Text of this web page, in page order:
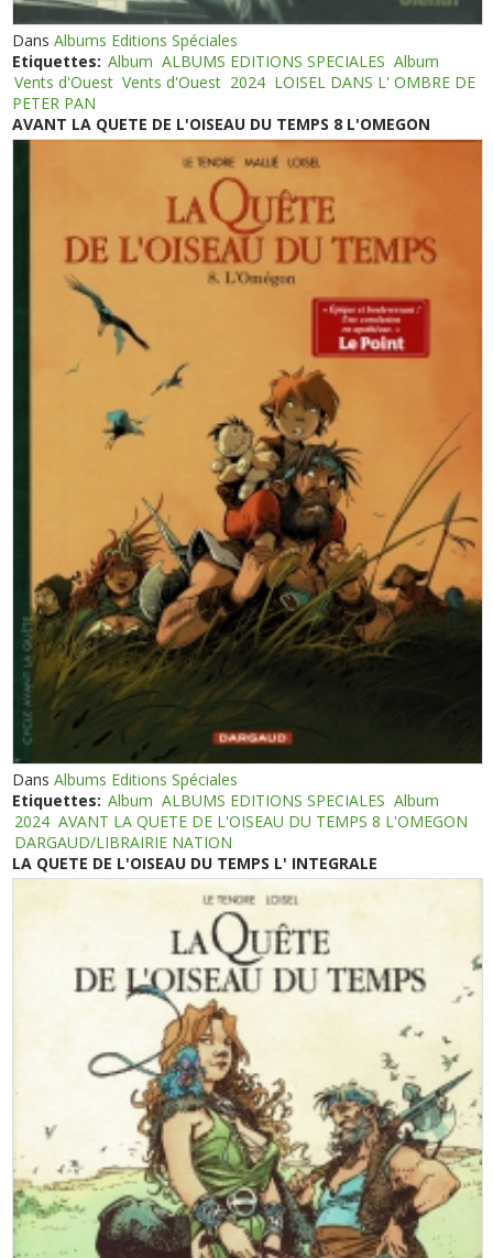
DansAlbums Editions Spéciales
Etiquettes: Album ALBUMS EDITIONS SPECIALES Album
Vents d'Ouest Vents d'Ouest 2024 LOISEL DANS L' OMBRE DE
PETER PAN
AVANT LA QUETE DE L'OISEAU DU TEMPS 8 L'OMEGON
DansAlbums Editions Spéciales
Etiquettes: Album ALBUMS EDITIONS SPECIALES Album
2024 AVANT LA QUETE DE L'OISEAU DU TEMPS 8 L'OMEGON
DARGAUD/LIBRAIRIE NATION
LA QUETE DE L'OISEAU DU TEMPS L' INTEGRALE